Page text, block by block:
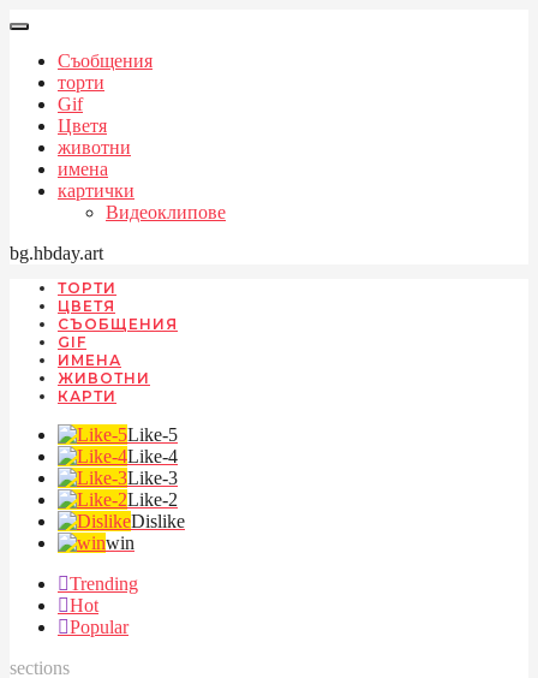
Съобщения
торти
Gif
Цветя
животни
имена
картички
Видеоклипове
bg.hbday.art
ТОРТИ
ЦВЕТЯ
СЪОБЩЕНИЯ
GIF
ИМЕНА
ЖИВОТНИ
КАРТИ
Like-5
Like-4
Like-3
Like-2
Dislike
win
Trending
Hot
Popular
sections